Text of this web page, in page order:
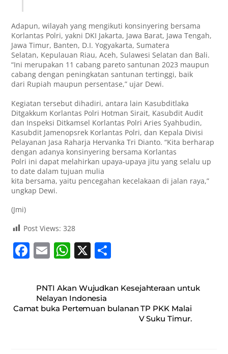
Adapun, wilayah yang mengikuti konsinyering bersama
Korlantas Polri, yakni DKI Jakarta, Jawa Barat, Jawa Tengah,
Jawa Timur, Banten, D.I. Yogyakarta, Sumatera
Selatan, Kepulauan Riau, Aceh, Sulawesi Selatan dan Bali.
“Ini merupakan 11 cabang pareto santunan 2023 maupun
cabang dengan peningkatan santunan tertinggi, baik
dari Rupiah maupun persentase,” ujar Dewi.
Kegiatan tersebut dihadiri, antara lain Kasubditlaka
Ditgakkum Korlantas Polri Hotman Sirait, Kasubdit Audit
dan Inspeksi Ditkamsel Korlantas Polri Aries Syahbudin,
Kasubdit Jamenopsrek Korlantas Polri, dan Kepala Divisi
Pelayanan Jasa Raharja Hervanka Tri Dianto. “Kita berharap
dengan adanya konsinyering bersama Korlantas
Polri ini dapat melahirkan upaya-upaya jitu yang selalu up
to date dalam tujuan mulia
kita bersama, yaitu pencegahan kecelakaan di jalan raya,”
ungkap Dewi.
(Jmi)
Post Views: 328
F
c
e
b
E
ai
l
W
at
s
A
X
ar
e
PNTI Akan Wujudkan Kesejahteraan untuk
Nelayan Indonesia
Camat buka Pertemuan bulanan TP PKK Malai
V Suku Timur.